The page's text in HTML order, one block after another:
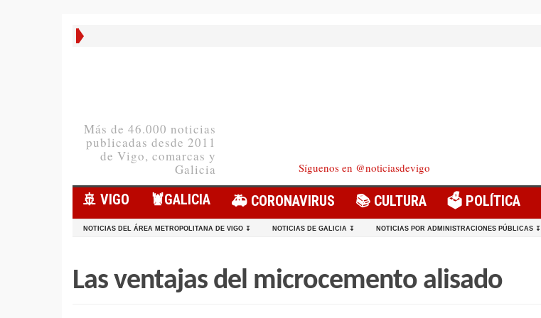
Más de 46.000 noticias
publicadas desde 2011
de Vigo, comarcas y
Galicia
Síguenos en @noticiasdevigo
🚢 VIGO 🦞️GALICIA 🚑 CORONAVIRUS 📚 CULTURA 🗳️ POLÍTICA
NOTICIAS DEL ÁREA METROPOLITANA DE VIGO ↧ NOTICIAS DE GALICIA ↧ NOTICIAS POR ADMINISTRACIONES PÚBLICAS ↧
Las ventajas del microcemento alisado